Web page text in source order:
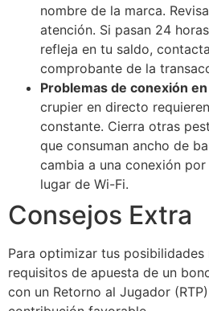
nombre de la marca.
atención. Si pasan 24
refleja en tu saldo,
comprobante de la
Problemas de conexión
crupier en directo
constante. Cierra otras
que consuman ancho de
cambia a una conexión
lugar de Wi-Fi.
Consejos Extra
Para optimizar tus
requisitos de apuesta de un
con un Retorno al Jugador